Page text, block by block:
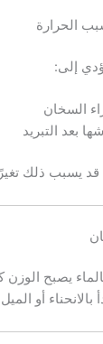
إلى:
السخان
بعد التبريد
يسبب ذلك
يصبح الوزن
أو